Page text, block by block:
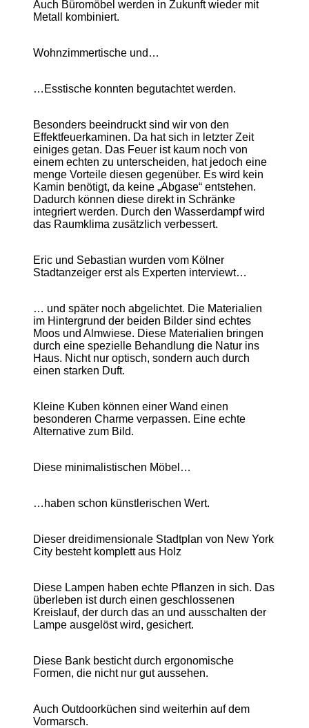
Auch Büromöbel werden in Zukunft wieder mit
Metall kombiniert.
Wohnzimmertische und…
…Esstische konnten begutachtet werden.
Besonders beeindruckt sind wir von den
Effektfeuerkaminen. Da hat sich in letzter Zeit
einiges getan. Das Feuer ist kaum noch von
einem echten zu unterscheiden, hat jedoch eine
menge Vorteile diesen gegenüber. Es wird kein
Kamin benötigt, da keine „Abgase“ entstehen.
Dadurch können diese direkt in Schränke
integriert werden. Durch den Wasserdampf wird
das Raumklima zusätzlich verbessert.
Eric und Sebastian wurden vom Kölner
Stadtanzeiger erst als Experten interviewt…
… und später noch abgelichtet. Die Materialien
im Hintergrund der beiden Bilder sind echtes
Moos und Almwiese. Diese Materialien bringen
durch eine spezielle Behandlung die Natur ins
Haus. Nicht nur optisch, sondern auch durch
einen starken Duft.
Kleine Kuben können einer Wand einen
besonderen Charme verpassen. Eine echte
Alternative zum Bild.
Diese minimalistischen Möbel…
…haben schon künstlerischen Wert.
Dieser dreidimensionale Stadtplan von New York
City besteht komplett aus Holz
Diese Lampen haben echte Pflanzen in sich. Das
überleben ist durch einen geschlossenen
Kreislauf, der durch das an und ausschalten der
Lampe ausgelöst wird, gesichert.
Diese Bank besticht durch ergonomische
Formen, die nicht nur gut aussehen.
Auch Outdoorküchen sind weiterhin auf dem
Vormarsch.